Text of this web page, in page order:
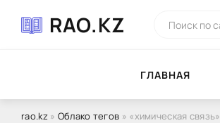
RAO.KZ
ГЛAВНAЯ
rao.kz» Облако тегов » «химическая связь»